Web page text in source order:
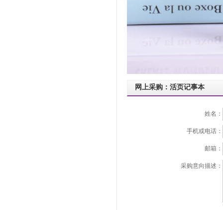
网上采购：活页记事本
姓名：
手机或电话：
邮箱：
采购意向描述：